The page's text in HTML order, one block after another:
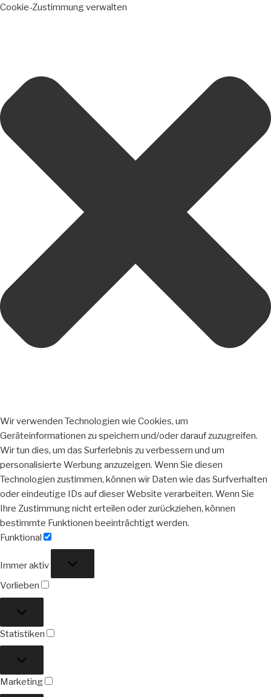
Cookie-Zustimmung verwalten
Wir verwenden Technologien wie Cookies, um
Geräteinformationen zu speichern und/oder darauf zuzugreifen.
Wir tun dies, um das Surferlebnis zu verbessern und um
personalisierte Werbung anzuzeigen. Wenn Sie diesen
Technologien zustimmen, können wir Daten wie das Surfverhalten
oder eindeutige IDs auf dieser Website verarbeiten. Wenn Sie
Ihre Zustimmung nicht erteilen oder zurückziehen, können
bestimmte Funktionen beeinträchtigt werden.
Funktional
Immer aktiv
Vorlieben
Statistiken
Marketing